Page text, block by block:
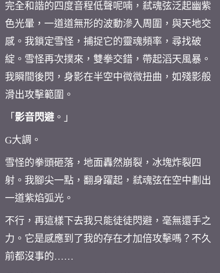
完全和諧的四度音程低聲呢喃，弒魂弦泛起幽紫
色光暈，一道道無形的波動滲入周圍，與天地交
感。我鎖定雪怪，捕捉它的靈魂頻率，尋找破
綻。雪怪再次撲來，雙拳交錯，帶起滔天風暴。
我瞬間後閃，身影在半空中微微扭曲，如殘影般
滑出攻擊範圍。
「 影音閃避 。」
G大調。
雪怪的拳頭砸落，地面轟然崩裂，冰塊炸裂四
射。我腳尖一點，翻身躍起，弒魂弦在空中劃出
一道紫焰弧光。
不行，再這樣下去我只能徒徒閃避，毫無還手之
力。它是感應到了我的存在才加倍攻擊嗎？不久
前都沒事的……